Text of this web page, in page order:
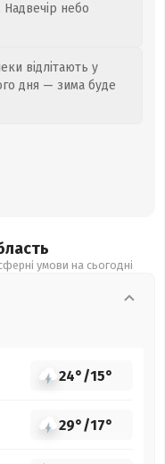
Надвечір небо
відлітають у
дня — зима буде
умови на сьогодні
24°/15°
29°/17°